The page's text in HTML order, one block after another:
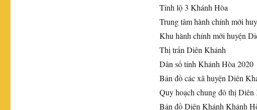
Tỉnh lộ 3 Khánh Hòa
Trung tâm hành chính mới
Khu hành chính mới huyện
Thị trấn Diên Khánh
Dân số tỉnh Khánh Hòa 2020
Bản đồ các xã huyện Diên
Quy hoạch chung đô thị Diên
Bản đồ Diên Khánh Khánh